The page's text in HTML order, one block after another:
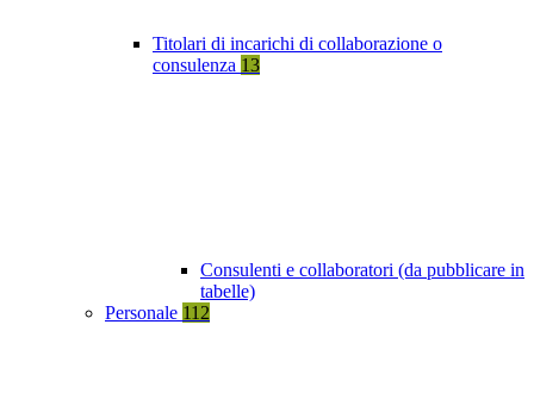
Titolari di incarichi di collaborazione o
consulenza 13
Consulenti e collaboratori (da pubblicare in
tabelle)
Personale 112